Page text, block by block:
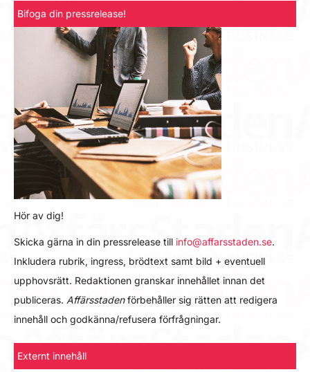
Bifoga din pressrelease!
Hör av dig!
Skicka gärna in din pressrelease till info@affarsstaden.se.
Inkludera rubrik, ingress, brödtext samt bild + eventuell
upphovsrätt. Redaktionen granskar innehållet innan det
publiceras. Affärsstadenförbehåller sig rätten att redigera
innehåll och godkänna/refusera förfrågningar.
Externt innehåll